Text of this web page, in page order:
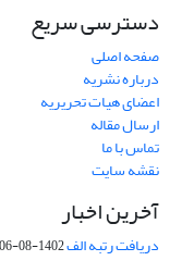
دسترسی سریع
صفحه اصلی
درباره نشریه
اعضای هیات تحریریه
ارسال مقاله
تماس با ما
نقشه سایت
آخرین اخبار
دریافت رتبه الف1402-08-06